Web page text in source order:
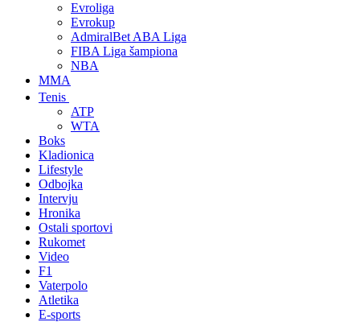
Evroliga
Evrokup
AdmiralBet ABA Liga
FIBA Liga šampiona
NBA
MMA
Tenis
ATP
WTA
Boks
Kladionica
Lifestyle
Odbojka
Intervju
Hronika
Ostali sportovi
Rukomet
Video
F1
Vaterpolo
Atletika
E-sports